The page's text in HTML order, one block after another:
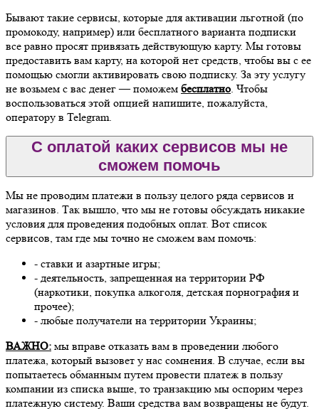
Бывают такие сервисы, которые для активации льготной (по
промокоду, например) или бесплатного варианта подписки
все равно просят привязать действующую карту. Мы готовы
предоставить вам карту, на которой нет средств, чтобы вы с ее
помощью смогли активировать свою подписку. За эту услугу
не возьмем с вас денег — поможем бесплатно. Чтобы
воспользоваться этой опцией напишите, пожалуйста,
оператору в Telegram.
С оплатой каких сервисов мы не
сможем помочь
Мы не проводим платежи в пользу целого ряда сервисов и
магазинов. Так вышло, что мы не готовы обсуждать никакие
условия для проведения подобных оплат. Вот список
сервисов, там где мы точно не сможем вам помочь:
- ставки и азартные игры;
- деятельность, запрещенная на территории РФ
(наркотики, покупка алкоголя, детская порнография и
прочее);
- любые получатели на территории Украины;
ВАЖНО: мы вправе отказать вам в проведении любого
платежа, который вызовет у нас сомнения. В случае, если вы
попытаетесь обманным путем провести платеж в пользу
компании из списка выше, то транзакцию мы оспорим через
платежную систему. Ваши средства вам возвращены не будут.